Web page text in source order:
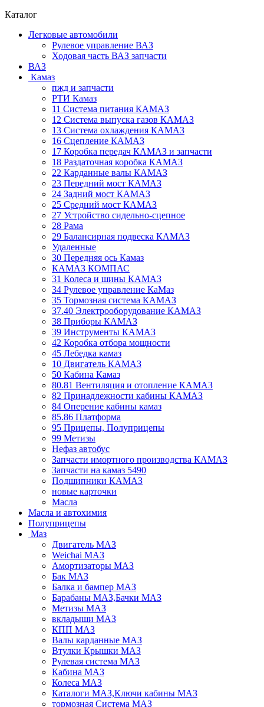
Каталог
Легковые автомобили
Рулевое управление ВАЗ
Ходовая часть ВАЗ запчасти
ВАЗ
Камаз
пжд и запчасти
РТИ Камаз
11 Система питания КАМАЗ
12 Система выпуска газов КАМАЗ
13 Система охлаждения КАМАЗ
16 Сцепление КАМАЗ
17 Коробка передач КАМАЗ и запчасти
18 Раздаточная коробка КАМАЗ
22 Карданные валы КАМАЗ
23 Передний мост КАМАЗ
24 Задний мост КАМАЗ
25 Средний мост КАМАЗ
27 Устройство сидельно-сцепное
28 Рама
29 Балансирная подвеска КАМАЗ
Удаленные
30 Передняя ось Камаз
КАМАЗ КОМПАС
31 Колеса и шины КАМАЗ
34 Рулевое управление КаМаз
35 Тормозная система КАМАЗ
37.40 Электрооборудование КАМАЗ
38 Приборы КАМАЗ
39 Инструменты КАМАЗ
42 Коробка отбора мощности
45 Лебедка камаз
10 Двигатель КАМАЗ
50 Кабина Камаз
80.81 Вентиляция и отопление КАМАЗ
82 Принадлежности кабины КАМАЗ
84 Оперение кабины камаз
85.86 Платформа
95 Прицепы, Полуприцепы
99 Метизы
Нефаз автобус
Запчасти имортного производства КАМАЗ
Запчасти на камаз 5490
Подшипники КАМАЗ
новые карточки
Масла
Масла и автохимия
Полуприцепы
Маз
Двигатель МАЗ
Weichai МАЗ
Амортизаторы МАЗ
Бак МАЗ
Балка и бампер МАЗ
Барабаны МАЗ,Бачки МАЗ
Метизы МАЗ
вкладыши МАЗ
КПП МАЗ
Валы карданные МАЗ
Втулки Крышки МАЗ
Рулевая система МАЗ
Кабина МАЗ
Колеса МАЗ
Каталоги МАЗ,Ключи кабины МАЗ
тормозная Система МАЗ